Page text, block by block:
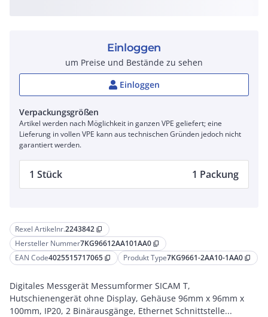
Rexel Artikelnr.2243842 content_copy
Hersteller Nummer7KG96612AA101AA0 content_copy
EAN Code4025515717065 content_copy Produkt Type7KG9661-2AA10-1AA0 content_copy
Digitales Messgerät Messumformer SICAM T,
Hutschienengerät ohne Display, Gehäuse 96mm x 96mm x
100mm, IP20, 2 Binärausgänge, Ethernet Schnittstelle...
Einloggen
um Preise und Bestände zu sehen
Einloggen
Verpackungsgrößen
Artikel werden nach Möglichkeit in ganzen VPE geliefert; eine
Lieferung in vollen VPE kann aus technischen Gründen jedoch nicht
garantiert werden.
1 Stück 1 Packung